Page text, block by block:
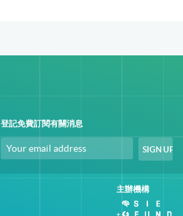
登記免費訂閱有關消息
主辦機構